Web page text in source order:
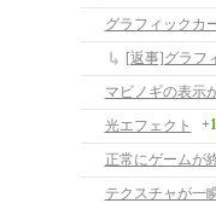
グラフィックカ
[返事]グラフ
マビノギの表示
光エフェクト +1
正常にゲームが
テクスチャが一